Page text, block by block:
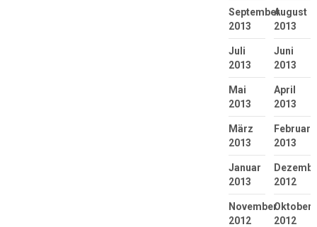
September
2013
August
2013
Juli
2013
Juni
2013
Mai
2013
April
2013
März
2013
Februar
2013
Januar
2013
2012
November
2012
Oktober
2012